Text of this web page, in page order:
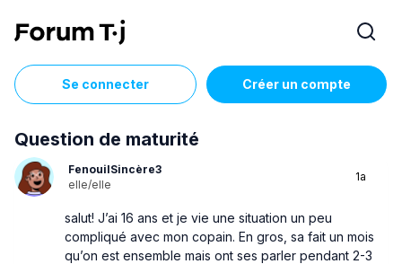
Se connecter Créer un compte
Question de maturité
FenouilSincère3
elle/elle
1a
salut! J’ai 16 ans et je vie une situation un peu
compliqué avec mon copain. En gros, sa fait un mois
qu’on est ensemble mais ont ses parler pendant 2-3